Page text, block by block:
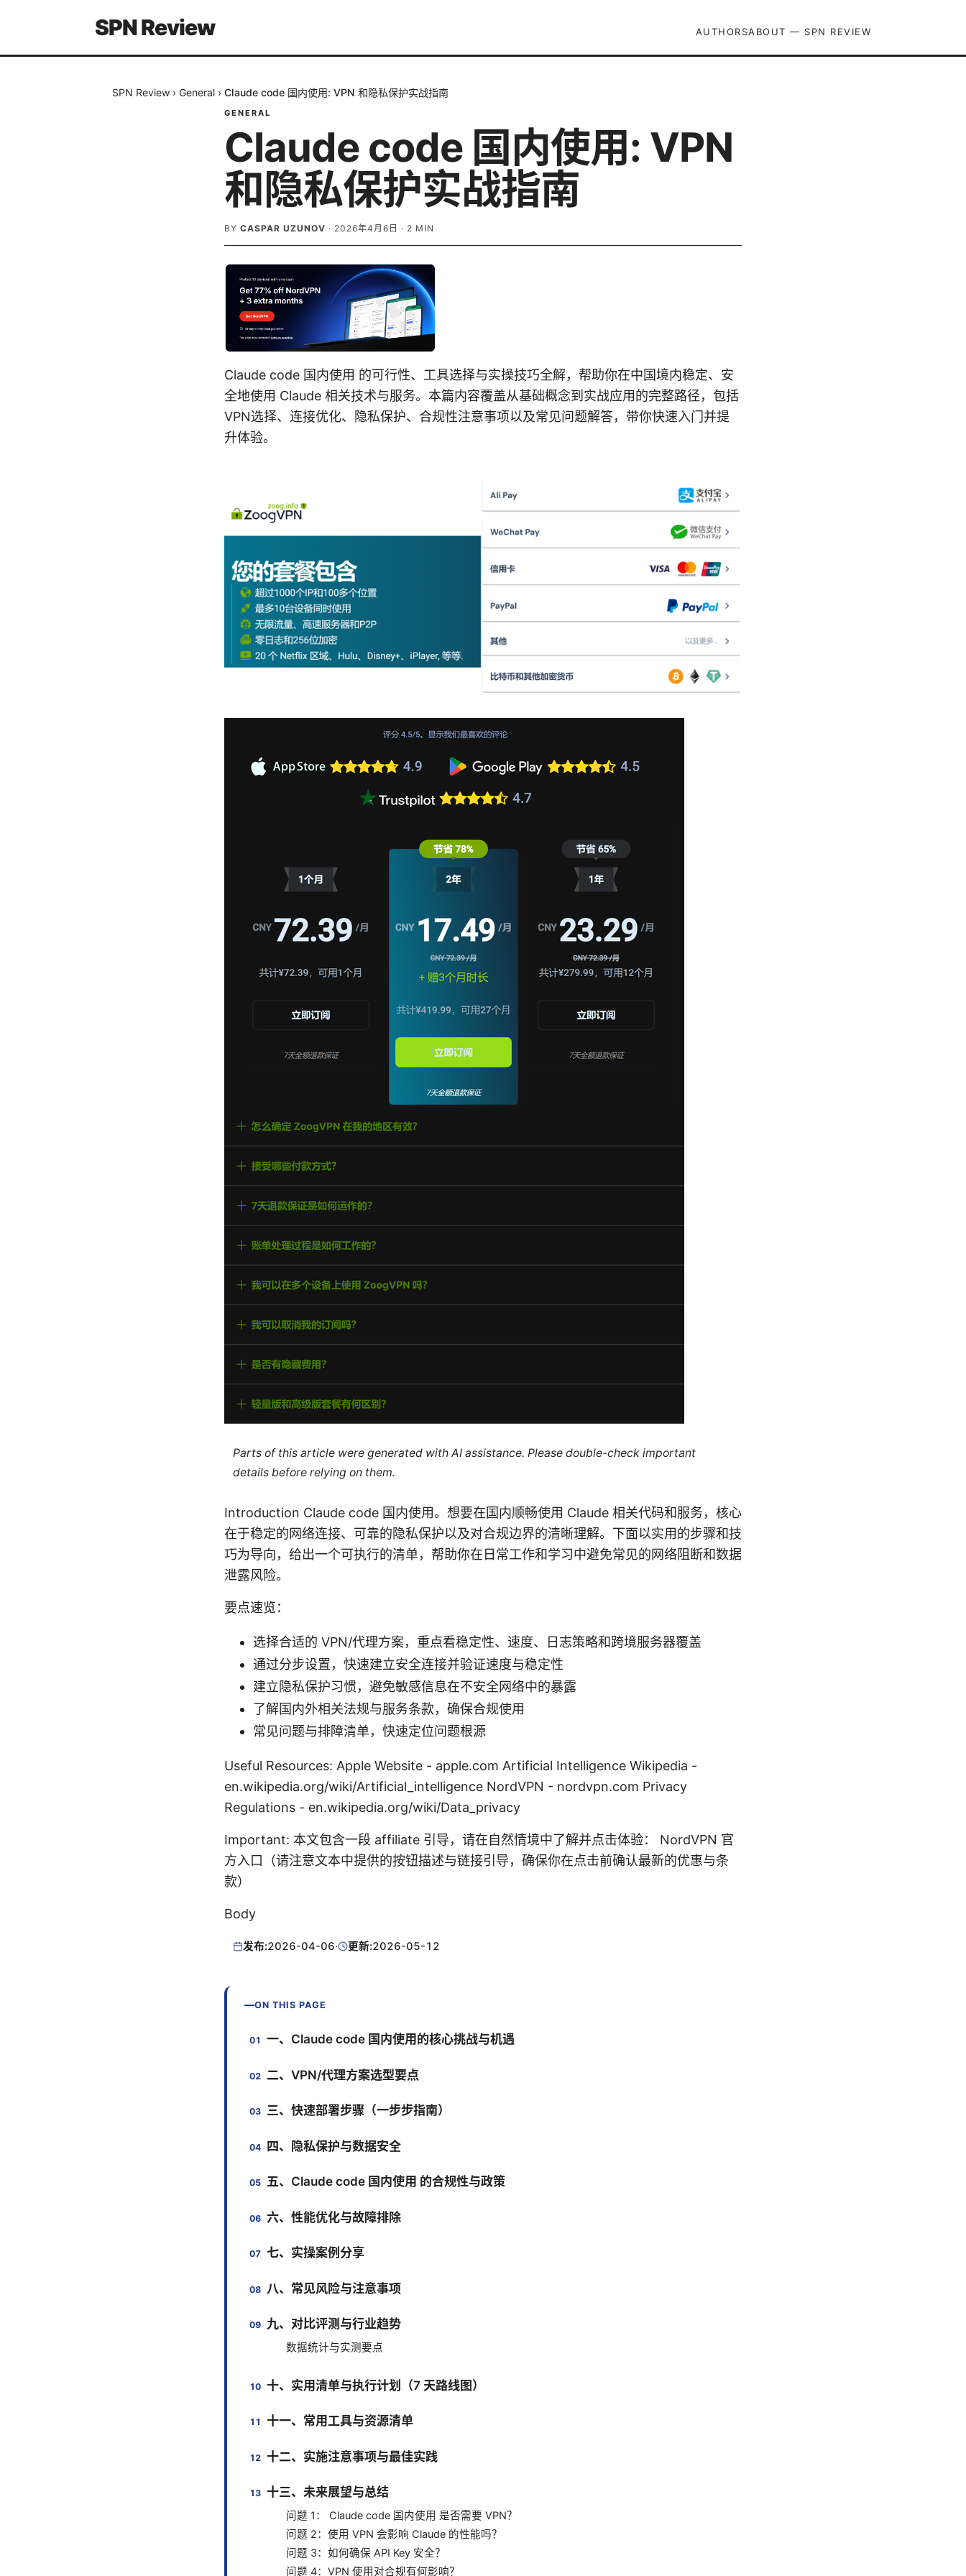
SPN Review AUTHORSABOUT — SPN REVIEW
SPN Review › General › Claude code 国内使用: VPN 和隐私保护实战指南
GENERAL
Claude code 国内使用: VPN
和隐私保护实战指南
BY CASPAR UZUNOV · 2026年4月6日 · 2 MIN
Claude code 国内使用 的可行性、工具选择与实操技巧全解，帮助你在中国境内稳定、安
全地使用 Claude 相关技术与服务。本篇内容覆盖从基础概念到实战应用的完整路径，包括
VPN选择、连接优化、隐私保护、合规性注意事项以及常见问题解答，带你快速入门并提
升体验。
Parts of this article were generated with AI assistance. Please double-check important
details before relying on them.
Introduction Claude code 国内使用。想要在国内顺畅使用 Claude 相关代码和服务，核心
在于稳定的网络连接、可靠的隐私保护以及对合规边界的清晰理解。下面以实用的步骤和技
巧为导向，给出一个可执行的清单，帮助你在日常工作和学习中避免常见的网络阻断和数据
泄露风险。
要点速览：
选择合适的 VPN/代理方案，重点看稳定性、速度、日志策略和跨境服务器覆盖
通过分步设置，快速建立安全连接并验证速度与稳定性
建立隐私保护习惯，避免敏感信息在不安全网络中的暴露
了解国内外相关法规与服务条款，确保合规使用
常见问题与排障清单，快速定位问题根源
Useful Resources: Apple Website - apple.com Artificial Intelligence Wikipedia -
en.wikipedia.org/wiki/Artificial_intelligence NordVPN - nordvpn.com Privacy
Regulations - en.wikipedia.org/wiki/Data_privacy
Important: 本文包含一段 affiliate 引导，请在自然情境中了解并点击体验： NordVPN 官
方入口（请注意文本中提供的按钮描述与链接引导，确保你在点击前确认最新的优惠与条
款）
Body
发布:2026-04-06· 更新:2026-05-12
ON THIS PAGE
一、Claude code 国内使用的核心挑战与机遇
二、VPN/代理方案选型要点
三、快速部署步骤（一步步指南）
四、隐私保护与数据安全
五、Claude code 国内使用 的合规性与政策
六、性能优化与故障排除
七、实操案例分享
八、常见风险与注意事项
九、对比评测与行业趋势
数据统计与实测要点
十、实用清单与执行计划（7 天路线图）
十一、常用工具与资源清单
十二、实施注意事项与最佳实践
十三、未来展望与总结
问题 1： Claude code 国内使用 是否需要 VPN？
问题 2：使用 VPN 会影响 Claude 的性能吗？
问题 3：如何确保 API Key 安全？
问题 4：VPN 使用对合规有何影响？